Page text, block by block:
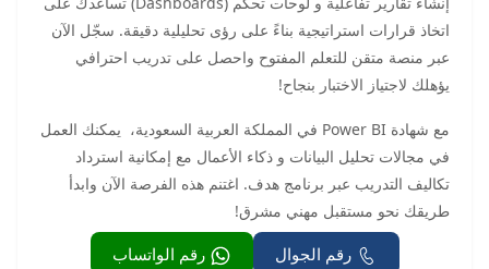
اتخاذ قرارات استراتيجية بناءً على رؤى تحليلية دقيقة. سجّل الآن
عبر منصة متقن للتعلم المفتوح واحصل على تدريب احترافي
يؤهلك لاجتياز الاختبار بنجاح!
مع شهادة Power BI في المملكة العربية السعودية، يمكنك العمل
في مجالات تحليل البيانات و ذكاء الأعمال مع إمكانية استرداد
تكاليف التدريب عبر برنامج هدف. اغتنم هذه الفرصة الآن وابدأ
طريقك نحو مستقبل مهني مشرق!
رقم الجوال رقم الواتساب